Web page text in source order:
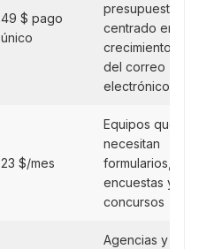
49 $ pago
único
presupuesto
centrado en el
crecimiento
del correo
electrónico
23 $/mes
Equipos que
necesitan
formularios,
encuestas y
concursos
Agencias y